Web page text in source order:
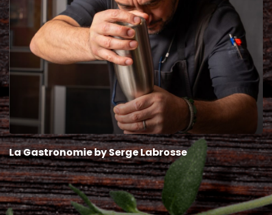
La Gastronomie by Serge Labrosse